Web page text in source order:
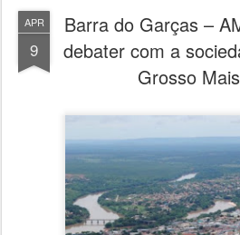
APR
9
Barra do Garças –
debater com a
Grosso